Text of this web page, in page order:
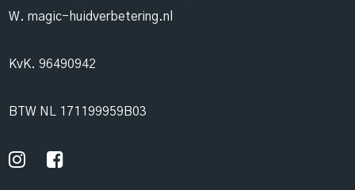
W. magic-huidverbetering.nl
KvK. 96490942
BTW NL 171199959B03